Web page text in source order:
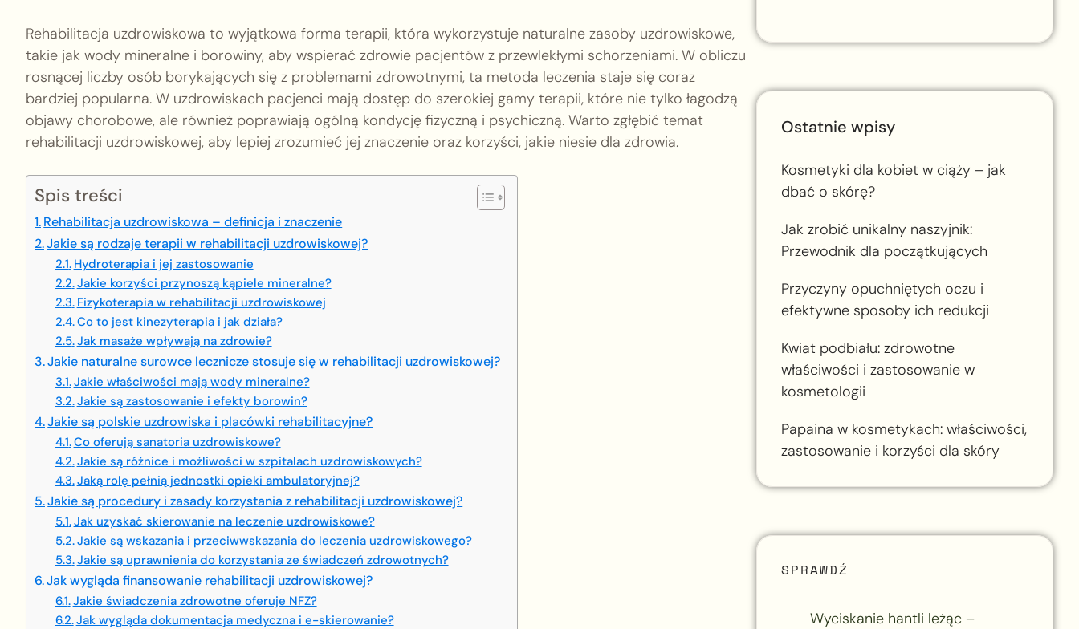
Rehabilitacja uzdrowiskowa to wyjątkowa forma terapii, która wykorzystuje naturalne zasoby uzdrowiskowe,
takie jak wody mineralne i borowiny, aby wspierać zdrowie pacjentów z przewlekłymi schorzeniami. W obliczu
rosnącej liczby osób borykających się z problemami zdrowotnymi, ta metoda leczenia staje się coraz
bardziej popularna. W uzdrowiskach pacjenci mają dostęp do szerokiej gamy terapii, które nie tylko łagodzą
objawy chorobowe, ale również poprawiają ogólną kondycję fizyczną i psychiczną. Warto zgłębić temat
rehabilitacji uzdrowiskowej, aby lepiej zrozumieć jej znaczenie oraz korzyści, jakie niesie dla zdrowia.
Spis treści
Rehabilitacja uzdrowiskowa – definicja i znaczenie
Jakie są rodzaje terapii w rehabilitacji uzdrowiskowej?
Hydroterapia i jej zastosowanie
Jakie korzyści przynoszą kąpiele mineralne?
Fizykoterapia w rehabilitacji uzdrowiskowej
Co to jest kinezyterapia i jak działa?
Jak masaże wpływają na zdrowie?
Jakie naturalne surowce lecznicze stosuje się w rehabilitacji uzdrowiskowej?
Jakie właściwości mają wody mineralne?
Jakie są zastosowanie i efekty borowin?
Jakie są polskie uzdrowiska i placówki rehabilitacyjne?
Co oferują sanatoria uzdrowiskowe?
Jakie są różnice i możliwości w szpitalach uzdrowiskowych?
Jaką rolę pełnią jednostki opieki ambulatoryjnej?
Jakie są procedury i zasady korzystania z rehabilitacji uzdrowiskowej?
Jak uzyskać skierowanie na leczenie uzdrowiskowe?
Jakie są wskazania i przeciwwskazania do leczenia uzdrowiskowego?
Jakie są uprawnienia do korzystania ze świadczeń zdrowotnych?
Jak wygląda finansowanie rehabilitacji uzdrowiskowej?
Jakie świadczenia zdrowotne oferuje NFZ?
Jak wygląda dokumentacja medyczna i e-skierowanie?
Ostatnie wpisy
Kosmetyki dla kobiet w ciąży – jak
dbać o skórę?
Jak zrobić unikalny naszyjnik:
Przewodnik dla początkujących
Przyczyny opuchniętych oczu i
efektywne sposoby ich redukcji
Kwiat podbiału: zdrowotne
właściwości i zastosowanie w
kosmetologii
Papaina w kosmetykach: właściwości,
zastosowanie i korzyści dla skóry
SPRAWDŹ
Wyciskanie hantli leżąc –